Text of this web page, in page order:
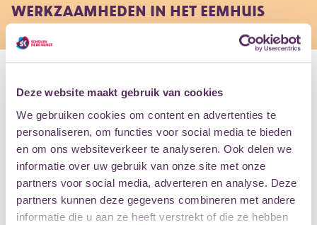
Deze website maakt gebruik van cookies
We gebruiken cookies om content en advertenties te
personaliseren, om functies voor social media te bieden
en om ons websiteverkeer te analyseren. Ook delen we
informatie over uw gebruik van onze site met onze
partners voor social media, adverteren en analyse. Deze
partners kunnen deze gegevens combineren met andere
informatie die u aan ze heeft verstrekt of die ze hebben
WERKZAAMHEDEN IN HET EEMHUIS
WE KRIJGEN EEN NIEUWE ENTREE
schuifdeuren zullen worden vervangen door een
draaideur. Hierdoor zal er in de toekomst minder
warmteverlies en tocht in het pand zijn, waardoor het
verblijf (nog) aangenamer wordt.
De werkzaamheden starten op maandag 21 november en
zullen waarschijnlijk op vrijdag 9 december worden
afgerond. Dit kan op sommige momenten
(geluids)overlast veroorzaken.